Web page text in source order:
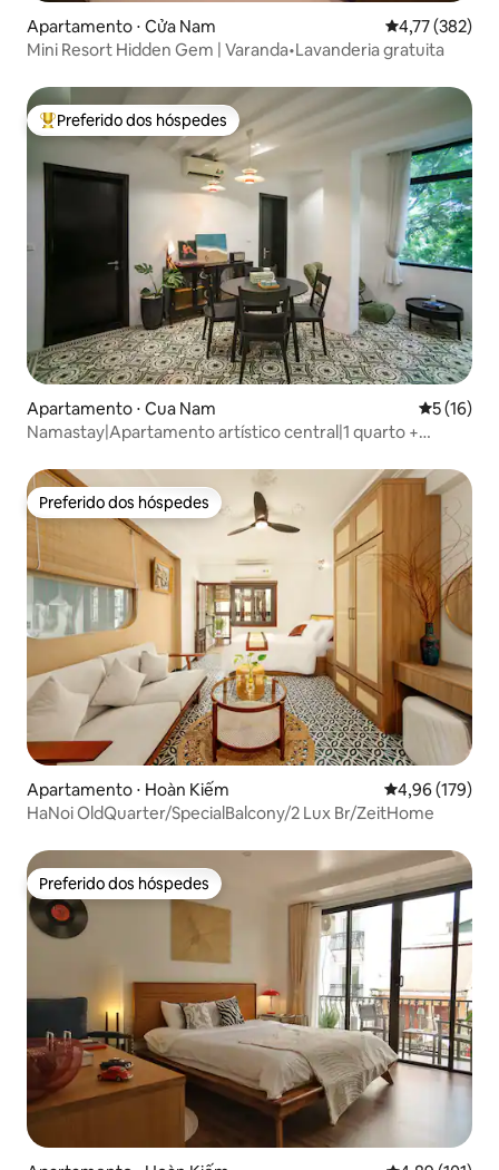
Apartamento ⋅ Cửa Nam 4,77 de uma
4,77 (382)
Mini Resort Hidden Gem | Varanda•Lavanderia gratuita
Entre os melhores preferidos dos hóspedes
Preferido dos hóspedes
Apartamento ⋅ Cua Nam 5 de uma
5 (16)
Namastay|Apartamento artístico central|1 quarto +
Preferido dos hóspedes
Preferido dos hóspedes
Apartamento ⋅ Hoàn Kiếm 4,96 de uma
4,96 (179)
HaNoi OldQuarter/SpecialBalcony/2 Lux Br/ZeitHome
Preferido dos hóspedes
Preferido dos hóspedes